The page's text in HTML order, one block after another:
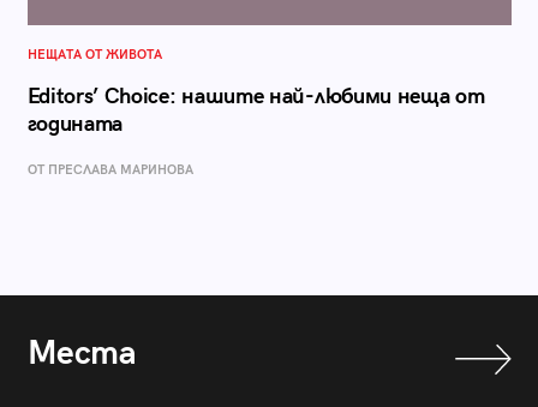
НЕЩАТА ОТ ЖИВОТА
Editors’ Choice: нашите най-любими неща от
годината
ОТ ПРЕСЛАВА МАРИНОВА
Места